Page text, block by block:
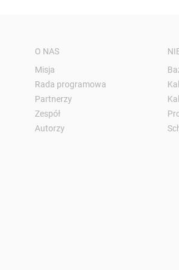
O NAS
Misja
Rada programowa
Partnerzy
Zespół
Autorzy